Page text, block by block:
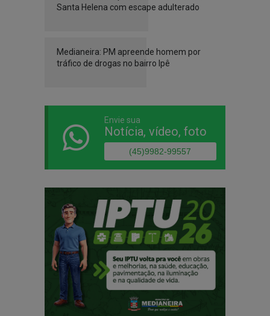
Santa Helena com escape adulterado
Medianeira: PM apreende homem por
tráfico de drogas no bairro Ipê
Envie sua
Notícia, vídeo, foto
(45)9982-99557